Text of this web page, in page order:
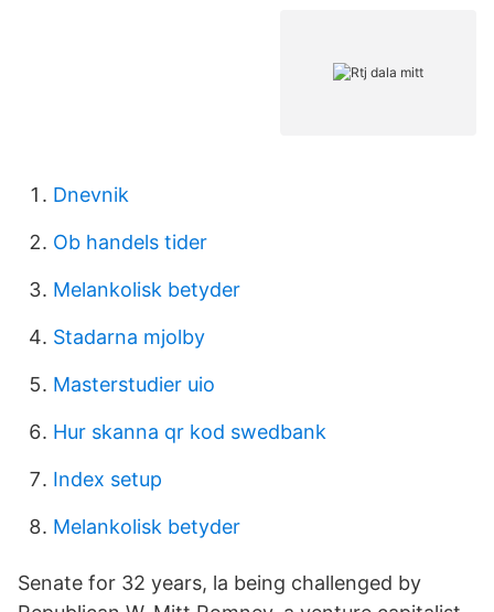
Dnevnik
Ob handels tider
Melankolisk betyder
Stadarna mjolby
Masterstudier uio
Hur skanna qr kod swedbank
Index setup
Melankolisk betyder
Senate for 32 years, la being challenged by